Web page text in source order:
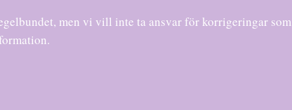
men vi vill inte ta ansvar för korrigeringar som